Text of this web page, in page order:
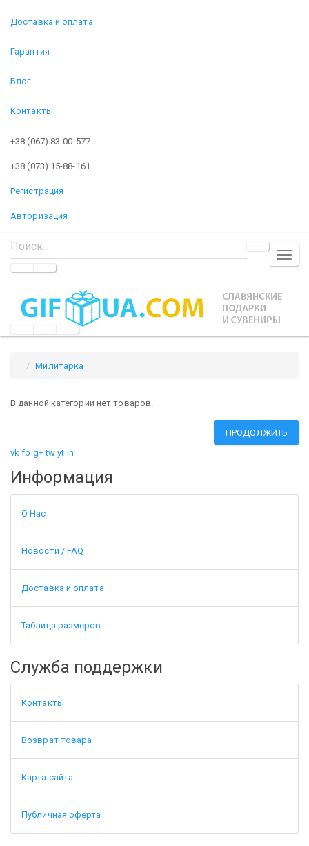
Доставка и оплата
Гарантия
Блог
Контакты
+38 (067) 83-00-577
+38 (073) 15-88-161
Регистрация
Авторизация
Милитарка
В данной категории нет товаров.
ПРОДОЛЖИТЬ
vk fb g+ tw yt in
Информация
О Нас
Новости / FAQ
Доставка и оплата
Таблица размеров
Служба поддержки
Контакты
Возврат товара
Карта сайта
Публичная оферта